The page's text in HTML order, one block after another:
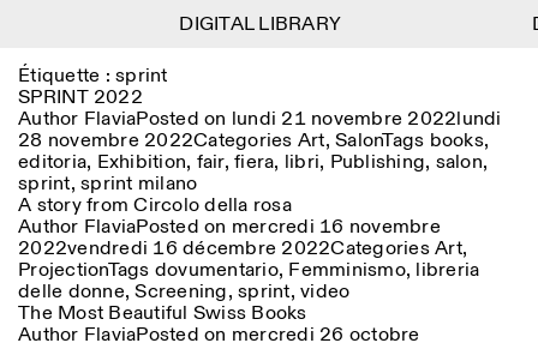
Menu
Lingua EN IT DE
Calendrier
Istituto Svizzero
Recherche
Résidences
Archives
Blog
Organisation
Information
ISTITUTO SVIZZERO
ROME
Villa Maraini
Via Ludovisi 48
+39 06 420 421
roma@istitutosvizzero.it
Par transport public: Istituto
Svizzero est situé près du
métro A arrêt Barberini
Filtres
Area
Reset
Art
Lieu
Rome
All Milan
Étiquette : sprint
SPRINT 2022
Author FlaviaPosted on lundi 21 novembre 2022lundi
28 novembre 2022Categories Art, SalonTags books,
editoria, Exhibition, fair, fiera, libri, Publishing, salon,
sprint, sprint milano
A story from Circolo della rosa
Author FlaviaPosted on mercredi 16 novembre
2022vendredi 16 décembre 2022CategoriesArt,
ProjectionTags dovumentario, Femminismo, libreria
delle donne,Screening, sprint, video
The Most Beautiful Swiss Books
Author FlaviaPosted on mercredi 26 octobre
DIGITAL LIBRARY
DIGITAL LIBRARY